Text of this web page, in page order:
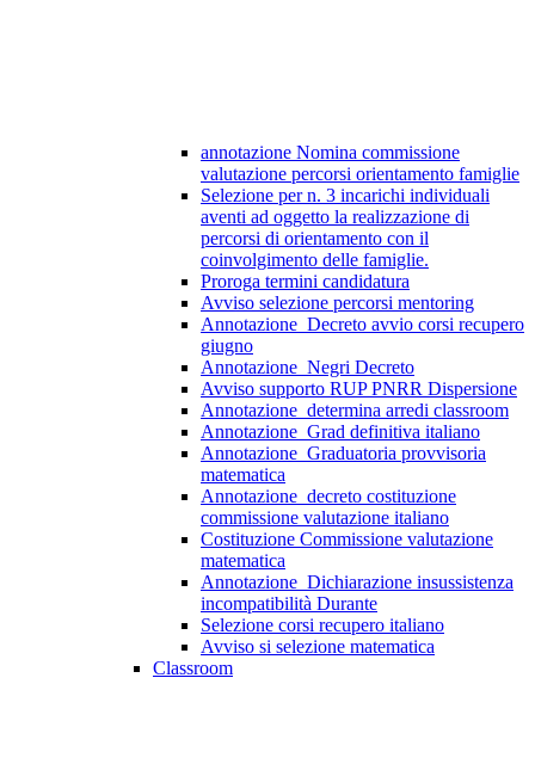
annotazione Nomina commissione
valutazione percorsi orientamento famiglie
Selezione per n. 3 incarichi individuali
aventi ad oggetto la realizzazione di
percorsi di orientamento con il
coinvolgimento delle famiglie.
Proroga termini candidatura
Avviso selezione percorsi mentoring
Annotazione_Decreto avvio corsi recupero
giugno
Annotazione_Negri Decreto
Avviso supporto RUP PNRR Dispersione
Annotazione_determina arredi classroom
Annotazione_Grad definitiva italiano
Annotazione_Graduatoria provvisoria
matematica
Annotazione_decreto costituzione
commissione valutazione italiano
Costituzione Commissione valutazione
matematica
Annotazione_Dichiarazione insussistenza
incompatibilità Durante
Selezione corsi recupero italiano
Avviso si selezione matematica
Classroom